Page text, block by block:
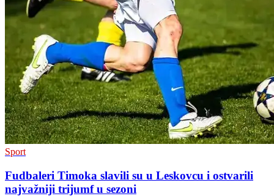
Sport
Fudbaleri Timoka slavili su u Leskovcu i ostvarili
najvažniji trijumf u sezoni